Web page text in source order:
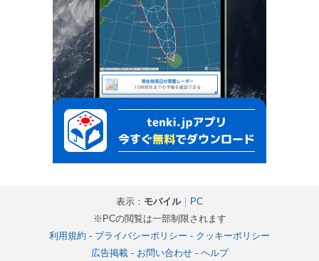
表示： モバイル｜ PC
※PCの閲覧は一部制限されます
利用規約 - プライバシーポリシー - クッキーポリシー
広告掲載- お問い合わせ- ヘルプ